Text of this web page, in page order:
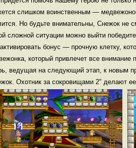
слишком воинственным —
Но будьте внимательны, Снежок не
сложной ситуации можно выйти
бонус — прочную клетку,
который привлечет все внимание
ведущая на следующий этап, к новым
Охотник за сокровищами 2" делают